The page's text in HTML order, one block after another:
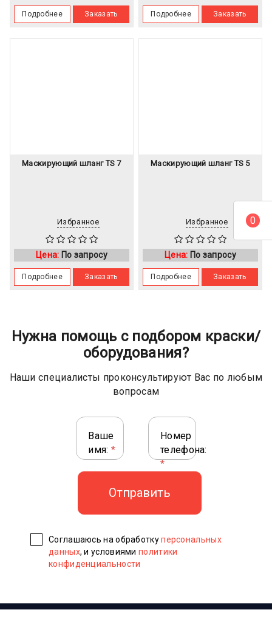
Подробнее Заказать Подробнее Заказать
Маскирующий шланг TS 7
Избранное
Цена: По запросу
Подробнее Заказать
Маскирующий шланг TS 5
Избранное
Цена: По запросу
Подробнее Заказать
Нужна помощь с подбором краски/
оборудования?
Наши специалисты проконсультируют Вас по любым
вопросам
Ваше
имя: *
Номер
телефона:
*
Соглашаюсь на обработкуперсональных
данных, и условиямиполитики
конфиденциальности
0